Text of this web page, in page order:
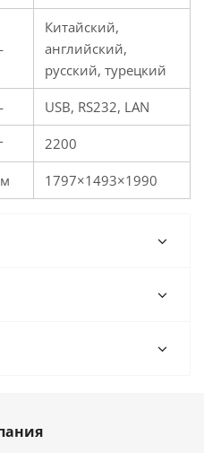
Китайский,
английский,
русский, турецкий
USB, RS232, LAN
2200
1797×1493×1990